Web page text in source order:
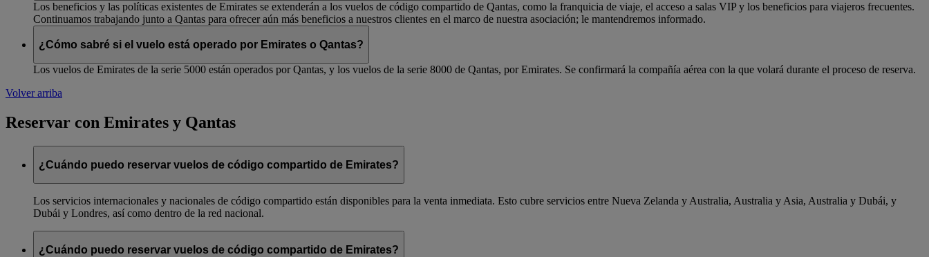
Los beneficios y las políticas existentes de Emirates se extenderán a los vuelos de código compartido de Qantas, como la franquicia de viaje, el acceso a salas VIP y los beneficios para viajeros frecuentes.
Continuamos trabajando junto a Qantas para ofrecer aún más beneficios a nuestros clientes en el marco de nuestra asociación; le mantendremos informado.
¿Cómo sabré si el vuelo está operado por Emirates o Qantas?
Los vuelos de Emirates de la serie 5000 están operados por Qantas, y los vuelos de la serie 8000 de Qantas, por Emirates. Se confirmará la compañía aérea con la que volará durante el proceso de reserva.
Volver arriba
Reservar con Emirates y Qantas
¿Cuándo puedo reservar vuelos de código compartido de Emirates?
Los servicios internacionales y nacionales de código compartido están disponibles para la venta inmediata. Esto cubre servicios entre Nueva Zelanda y Australia, Australia y Asia, Australia y Dubái, y
Dubái y Londres, así como dentro de la red nacional.
¿Cuándo puedo reservar vuelos de código compartido de Emirates?